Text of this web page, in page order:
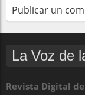
Publicar un
La Voz de
Revista Digital